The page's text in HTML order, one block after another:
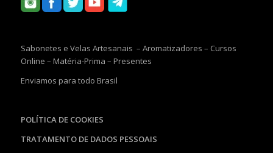
Sabonetes e Velas Artesanais – Aromatizadores – Cursos
Online – Matéria-Prima – Presentes
Enviamos para todo Brasil
POLÍTICA DE COOKIES
TRATAMENTO DE DADOS PESSOAIS